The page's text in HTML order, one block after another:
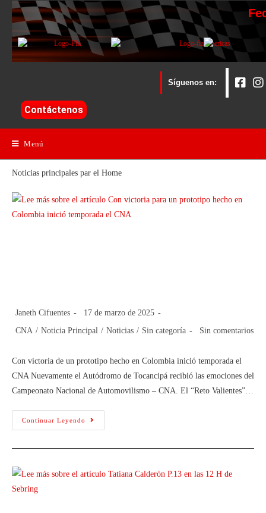
Síguenos en:
Contáctenos
Menú
Noticias principales par el Home
Janeth Cifuentes
17 de marzo de 2025
CNA / Noticia Principal / Noticias / Sin categoría Sin comentarios
Con victoria de un prototipo hecho en Colombia inició temporada el
CNA Nuevamente el Autódromo de Tocancipá recibió las emociones del
Campeonato Nacional de Automovilismo – CNA. El “Reto Valientes”…
Continuar Leyendo